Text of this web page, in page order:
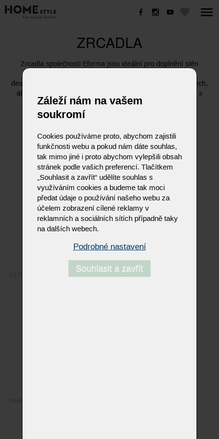
ZRCADLA
Zrcadla společnosti Eforma jsou ideální pro doplnění stěn
obývacího pokoje, jídelny nebo ložnice a jsou žádanými
designovými prvky, které jsou k dispozici v různých materiálech,
aby se daly co nejsofistikovanějším způsobem kombinovat s
interiérem místnosti.
Záleží nám na vašem
soukromí
Cookies používáme proto, abychom zajistili
funkčnosti webu a pokud nám dáte souhlas,
tak mimo jiné i proto abychom vylepšili obsah
stránek podle vašich preferencí. Tlačítkem
„Souhlasit a zavřít“ udělíte souhlas s
využíváním cookies a budeme tak moci
předat údaje o používání našeho webu za
účelem zobrazení cílené reklamy v
reklamních a sociálních sítích případně taky
na dalších webech.
Podrobné nastavení
Souhlasit a zavřít